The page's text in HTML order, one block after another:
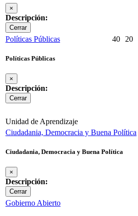
×
Descripción:
Cerrar
Políticas Públicas
Políticas Públicas
×
Descripción:
Cerrar
40 20
Unidad de Aprendizaje
Ciudadania, Democracia y Buena Política
Ciudadania, Democracia y Buena Política
×
Descripción:
Cerrar
Gobierno Abierto